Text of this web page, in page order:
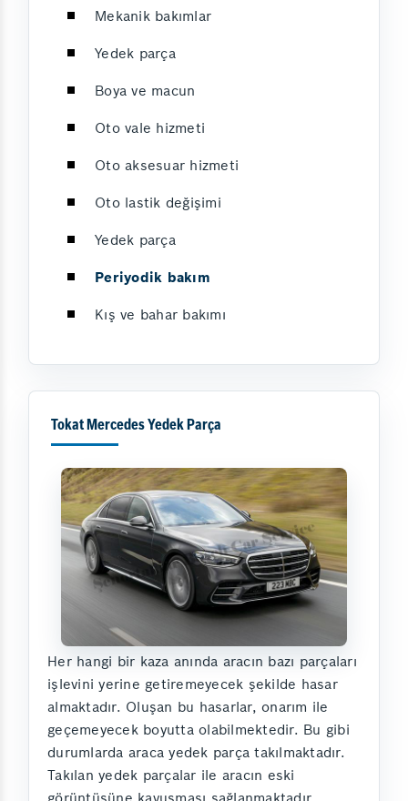
Mekanik bakımlar
Yedek parça
Boya ve macun
Oto vale hizmeti
Oto aksesuar hizmeti
Oto lastik değişimi
Yedek parça
Periyodik bakım
Kış ve bahar bakımı
Tokat Mercedes Yedek Parça
Her hangi bir kaza anında aracın bazı parçaları
işlevini yerine getiremeyecek şekilde hasar
almaktadır. Oluşan bu hasarlar, onarım ile
geçemeyecek boyutta olabilmektedir. Bu gibi
durumlarda araca yedek parça takılmaktadır.
Takılan yedek parçalar ile aracın eski